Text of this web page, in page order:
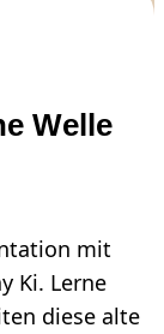
Welle
mit
Ki. Lerne
diese alte